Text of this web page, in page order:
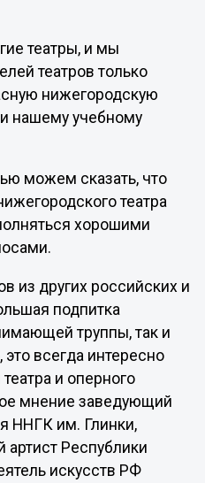
театры, и мы
театров только
нижегородскую
нашему учебному
можем сказать, что
театра
хорошими
из других российских и
подпитка
труппы, так и
всегда интересно
и оперного
мнение заведующий
ННГК им. Глинки,
Республики
искусств РФ